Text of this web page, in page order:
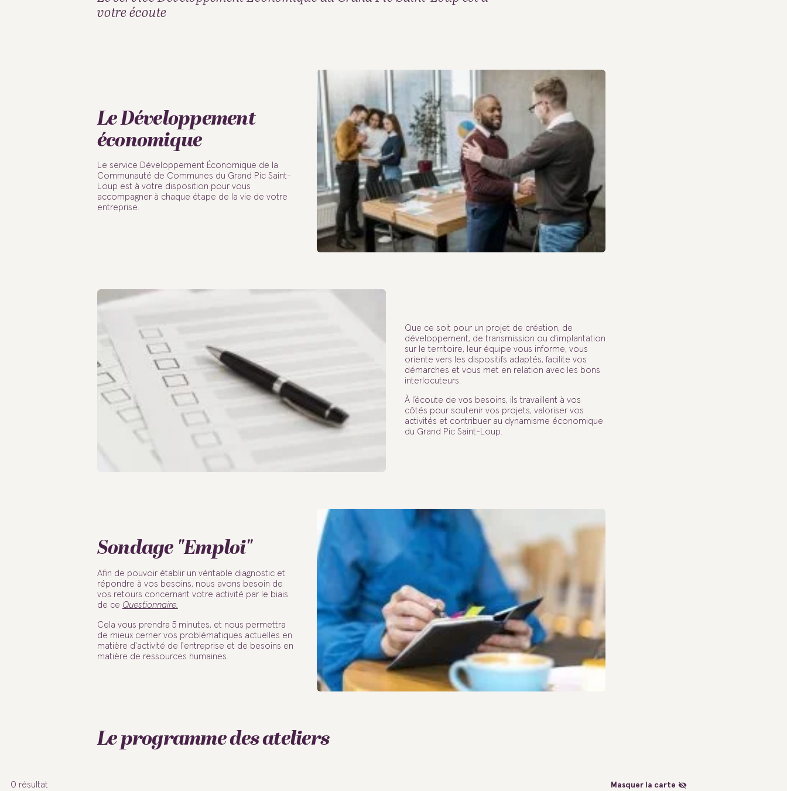
votre écoute
Le Développement
économique
Le service Développement Économique de la
Communauté de Communes du Grand Pic Saint-
Loup est à votre disposition pour vous
accompagner à chaque étape de la vie de votre
entreprise.
Sondage "Emploi"
Afin de pouvoir établir un véritable diagnostic et
répondre à vos besoins, nous avons besoin de
vos retours concernant votre activité par le biais
de ce Questionnaire.
Cela vous prendra 5 minutes, et nous permettra
de mieux cerner vos problématiques actuelles en
matière d'activité de l'entreprise et de besoins en
matière de ressources humaines.
Le programme des ateliers
0 résultat Masquer la carte
Que ce soit pour un projet de création, de
développement, de transmission ou d’implantation
sur le territoire, leur équipe vous informe, vous
oriente vers les dispositifs adaptés, facilite vos
démarches et vous met en relation avec les bons
interlocuteurs.
À l’écoute de vos besoins, ils travaillent à vos
côtés pour soutenir vos projets, valoriser vos
activités et contribuer au dynamisme économique
du Grand Pic Saint-Loup.